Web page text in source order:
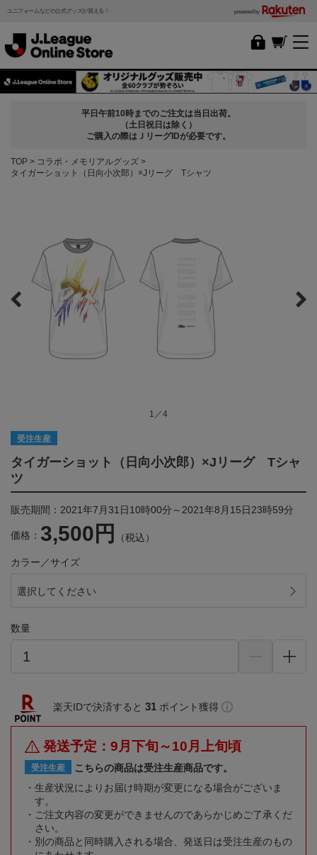
ユニフォームなどの公式グッズが買える！ powered by
平日午前10時までのご注文は当日出荷。
（土日祝日は除く）
ご購入の際はＪリーグIDが必要です。
TOP
コラボ・メモリアルグッズ
タイガーショット（日向小次郎）×Jリーグ Tシャツ
1／4
受注生産
タイガーショット（日向小次郎）×Jリーグ Tシャ
ツ
販売期間：2021年7月31日10時00分～2021年8月15日23時59分
価格： 3,500円 （税込）
カラー／サイズ
選択してください
数量
楽天IDで決済すると 31 ポイント獲得
発送予定：9月下旬～10月上旬頃
受注生産
こちらの商品は受注生産商品です。
生産状況によりお届け時期が変更になる場合がございま
す。
ご注文内容の変更ができませんのであらかじめご了承くだ
さい。
別の商品と同時購入される場合、発送日は受注生産のもの